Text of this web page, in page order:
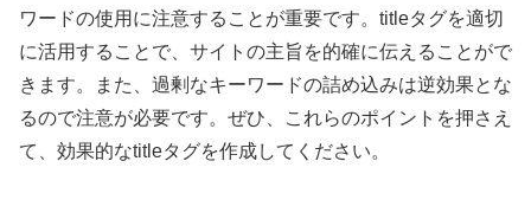
ワードの使用に注意することが重要です。titleタグを適切
に活用することで、サイトの主旨を的確に伝えることがで
きます。また、過剰なキーワードの詰め込みは逆効果とな
るので注意が必要です。ぜひ、これらのポイントを押さえ
て、効果的なtitleタグを作成してください。